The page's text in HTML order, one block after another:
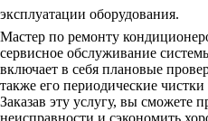
эксплуатации оборудования.
Мастер по ремонту
сервисное обслуживание
включает в себя плановые
также его периодические
Заказав эту услугу, вы сможете